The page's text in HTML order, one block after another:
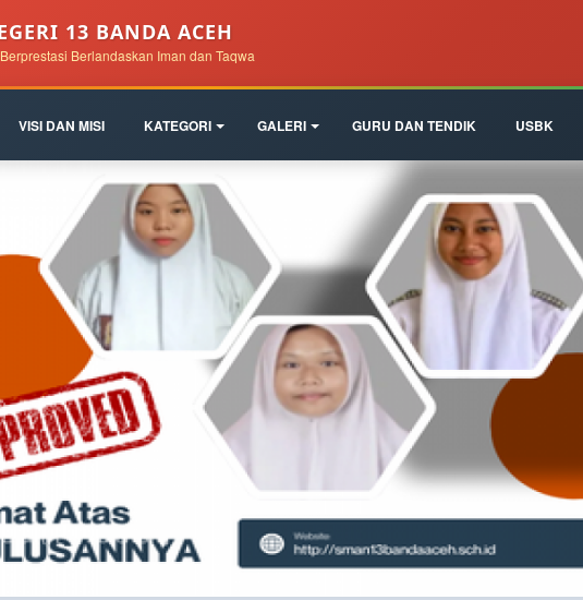
13 BANDA ACEH
Berlandaskan Iman dan Taqwa
VISI DAN MISI KATEGORI GALERI GURU DAN TENDIK USBK